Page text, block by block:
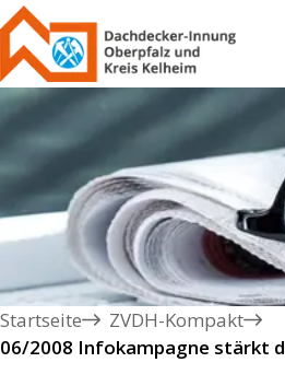
Startseite
ZVDH-Kompakt